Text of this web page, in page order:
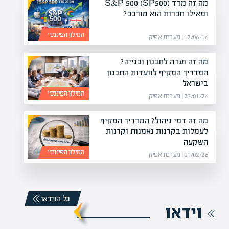
המילון הפיננסי
מה זה מדד S&P 500 (SP500)
ומאילו חברות הוא מורכב?
12/06/16 | מערכת אפיק
המילון הפיננסי
מה זה ועדה לתכנון ובנייה?
המדריך המקיף לוועדות התכנון
בישראל
28/01/26 | מערכת אפיק
המילון הפיננסי
מה זה דמי ניהול? המדריך המקיף
לעמלות בקרנות נאמנות וקרנות
השקעה
01/02/26 | מערכת אפיק
וידאו
כל הוידאו